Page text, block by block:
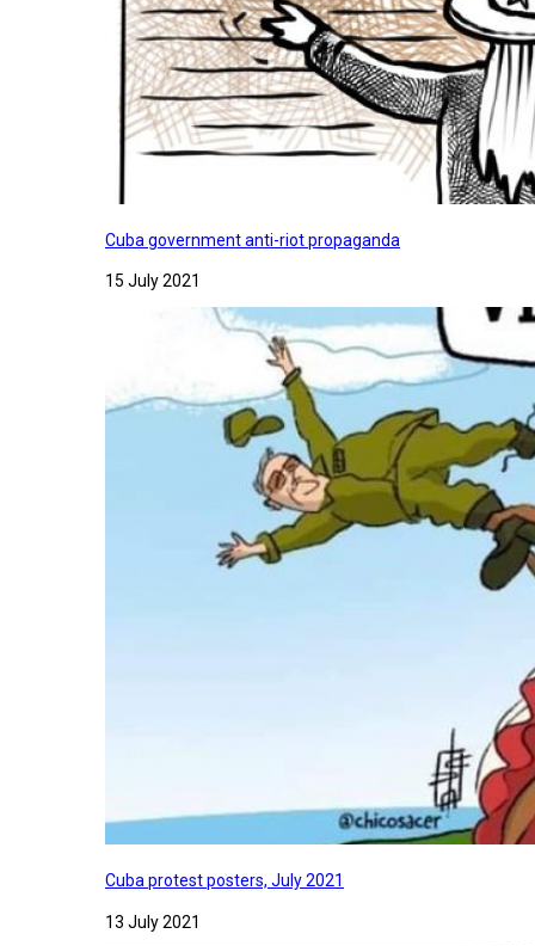
Cuba government anti-riot propaganda
15 July 2021
Cuba protest posters, July 2021
13 July 2021